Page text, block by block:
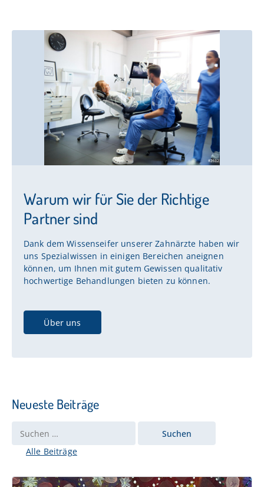
Warum wir für Sie der Richtige
Partner sind
Dank dem Wissenseifer unserer Zahnärzte haben wir
uns Spezialwissen in einigen Bereichen aneignen
können, um Ihnen mit gutem Gewissen qualitativ
hochwertige Behandlungen bieten zu können.
Über uns
Neueste Beiträge
Alle Beiträge